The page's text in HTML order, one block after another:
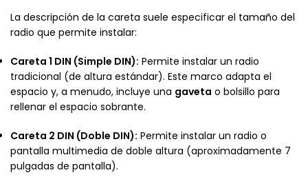
La descripción de la careta suele especificar el tamaño del
radio que permite instalar:
Careta 1 DIN (Simple DIN): Permite instalar un radio
tradicional (de altura estándar). Este marco adapta el
espacio y, a menudo, incluye una gaveta o bolsillo para
rellenar el espacio sobrante.
Careta 2 DIN (Doble DIN): Permite instalar un radio o
pantalla multimedia de doble altura (aproximadamente 7
pulgadas de pantalla).